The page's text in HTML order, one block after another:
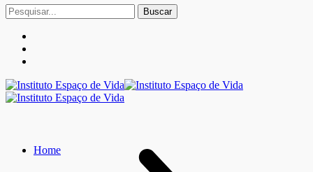
Buscar
por:
Home